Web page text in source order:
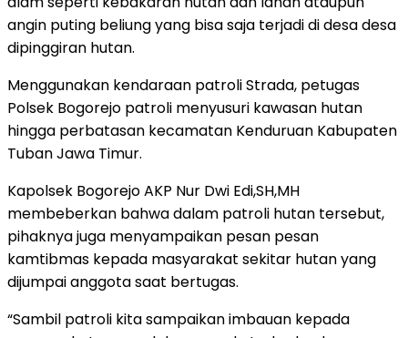
angin puting beliung yang bisa saja terjadi di desa desa
dipinggiran hutan.
Menggunakan kendaraan patroli Strada, petugas
Polsek Bogorejo patroli menyusuri kawasan hutan
hingga perbatasan kecamatan Kenduruan Kabupaten
Tuban Jawa Timur.
Kapolsek Bogorejo AKP Nur Dwi Edi,SH,MH
membeberkan bahwa dalam patroli hutan tersebut,
pihaknya juga menyampaikan pesan pesan
kamtibmas kepada masyarakat sekitar hutan yang
dijumpai anggota saat bertugas.
“Sambil patroli kita sampaikan imbauan kepada